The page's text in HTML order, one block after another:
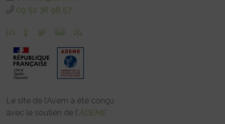
09 52 38 98 57
Le site de l’Avem a été conçu
avec le soutien de l’ADEME